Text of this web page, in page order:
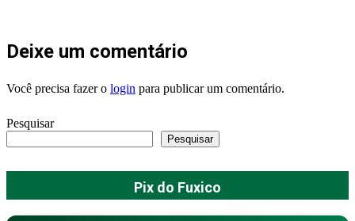
Deixe um comentário
Você precisa fazer o login para publicar um comentário.
Pesquisar
Pesquisar
Pix do Fuxico